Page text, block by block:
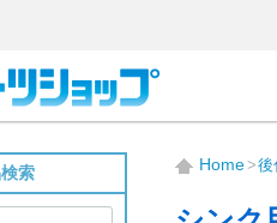
索 Home 後